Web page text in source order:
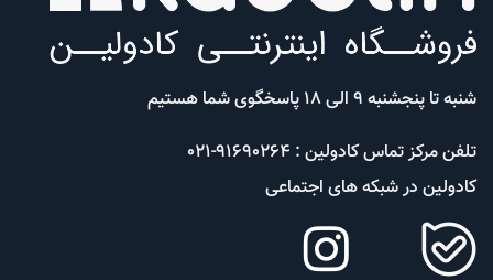
شنبه تا پنجشنبه 9 الی 18 پاسخگوی شما هستیم
تلفن مرکز تماس کادولین : 91690264-021
کادولین در شبکه های اجتماعی